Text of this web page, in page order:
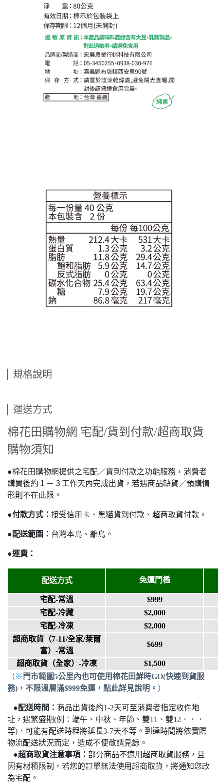
規格說明
運送方式
棉花田購物網 宅配/貨到付款/超商取貨
購物須知
●棉花田購物網提供之宅配／貨到付款之功能服務，消費者
購買後約１－３工作天內完成出貨，若遇商品缺貨／預購情
形則不在此限。
●付款方式： 接受信用卡、黑貓貨到付款、超商取貨付款。
●配送範圍： 台灣本島、離島。
●運費：
配送方式 免運門檻
宅配-常溫
$999
宅配-冷藏
$2,000
宅配-冷凍
$2,000
超商取貨 （7-11/全家/萊爾
富） -常溫
$699
超商取貨（全家）-冷凍
$1,500
（※ 門市範圍5公里內也可使用棉花田鮮時GO(快速到貨服
務) ， 不限溫層滿$999免運 ，點此詳見說明。 ）
●配送時間： 商品出貨後約1-2天可至消費者指定收件地
址，遇繁盛期(例：端午、中秋、年節、雙11、雙12．．．
等)．可能有配送時程將延長3-7天不等。 到達時間將依實際
物流配送狀況而定，造成不便敬請見諒。
●超商取貨注意事項： 部分商品不適用超商取貨服務，且
因有材積限制，若您的訂單無法使用超商取貨，將通知您改
為宅配 。